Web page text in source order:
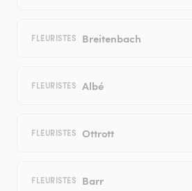
FLEURISTES Breitenbach
FLEURISTES Albé
FLEURISTES Ottrott
FLEURISTES Barr